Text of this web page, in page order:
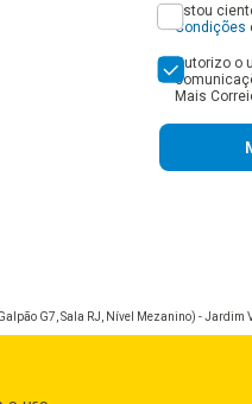
Estou
Condições
Autorizo o
Mais
G7, Sala RJ, Nível Mezanino) - Jardim